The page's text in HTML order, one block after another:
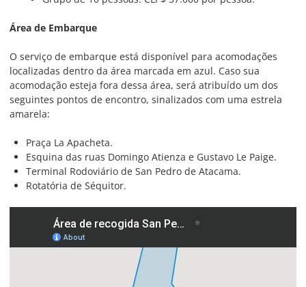
Área de Embarque
O serviço de embarque está disponível para acomodações
localizadas dentro da área marcada em azul. Caso sua
acomodação esteja fora dessa área, será atribuído um dos
seguintes pontos de encontro, sinalizados com uma estrela
amarela:
Praça La Apacheta.
Esquina das ruas Domingo Atienza e Gustavo Le Paige.
Terminal Rodoviário de San Pedro de Atacama.
Rotatória de Séquitor.